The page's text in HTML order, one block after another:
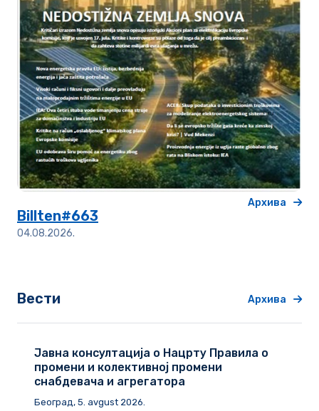
Billten#663
04.08.2026.
Архива
Вести Архива
Јавна консултација о Нацрту Правила о
промени и колективној промени
снабдевача и агрегатора
Београд, 5. avgust 2026.